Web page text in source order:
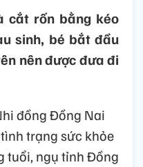
cắt rốn bằng kéo
sinh, bé bắt đầu
nên được đưa đi
đồng Đồng Nai
trạng sức khỏe
tuổi, ngụ tỉnh Đồng